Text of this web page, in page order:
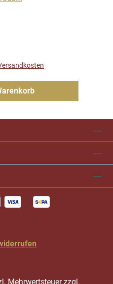
Mehrwertsteuer zzgl.